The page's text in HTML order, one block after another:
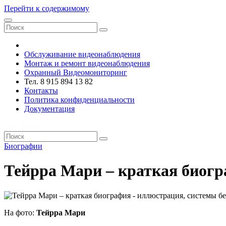
Перейти к содержимому
Обслуживание видеонаблюдения
Монтаж и ремонт видеонаблюдения
Охранный Видеомониторинг
Тел. 8 915 894 13 82
Контакты
Политика конфиденциальности
Документация
Биографии
Тейрра Мари – краткая
На фото: Тейрра Мари